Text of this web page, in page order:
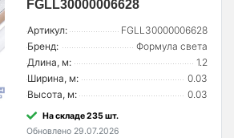
FGLL30000006628
Артикул:
FGLL30000006628
Бренд:
Формула света
Длина, м:
1.2
Ширина, м:
0.03
Высота, м:
0.03
На складе 235 шт.
Обновлено 29.07.2026